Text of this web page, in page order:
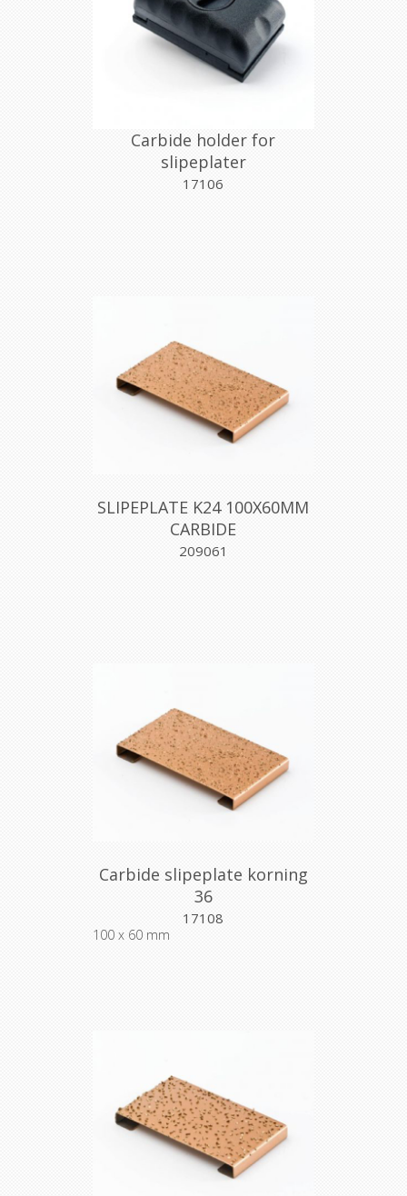
Carbide holder for
slipeplater
17106
SLIPEPLATE K24 100X60MM
CARBIDE
209061
Carbide slipeplate korning
36
17108
100 x 60 mm